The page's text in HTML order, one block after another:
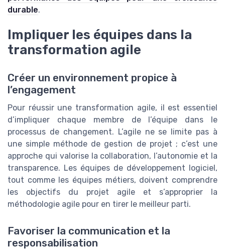
durable.
Impliquer les équipes dans la
transformation agile
Créer un environnement propice à
l’engagement
Pour réussir une transformation agile, il est essentiel
d’impliquer chaque membre de l’équipe dans le
processus de changement. L’agile ne se limite pas à
une simple méthode de gestion de projet ; c’est une
approche qui valorise la collaboration, l’autonomie et la
transparence. Les équipes de développement logiciel,
tout comme les équipes métiers, doivent comprendre
les objectifs du projet agile et s’approprier la
méthodologie agile pour en tirer le meilleur parti.
Favoriser la communication et la
responsabilisation